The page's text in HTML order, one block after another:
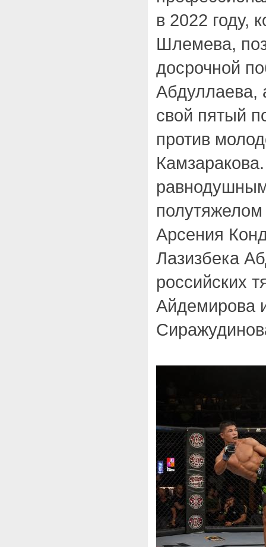
в 2022 году,
Шлемева,
досрочной
Абдуллаева,
свой пятый
против
Арсения
Лазизбека
российских
Айдемирова